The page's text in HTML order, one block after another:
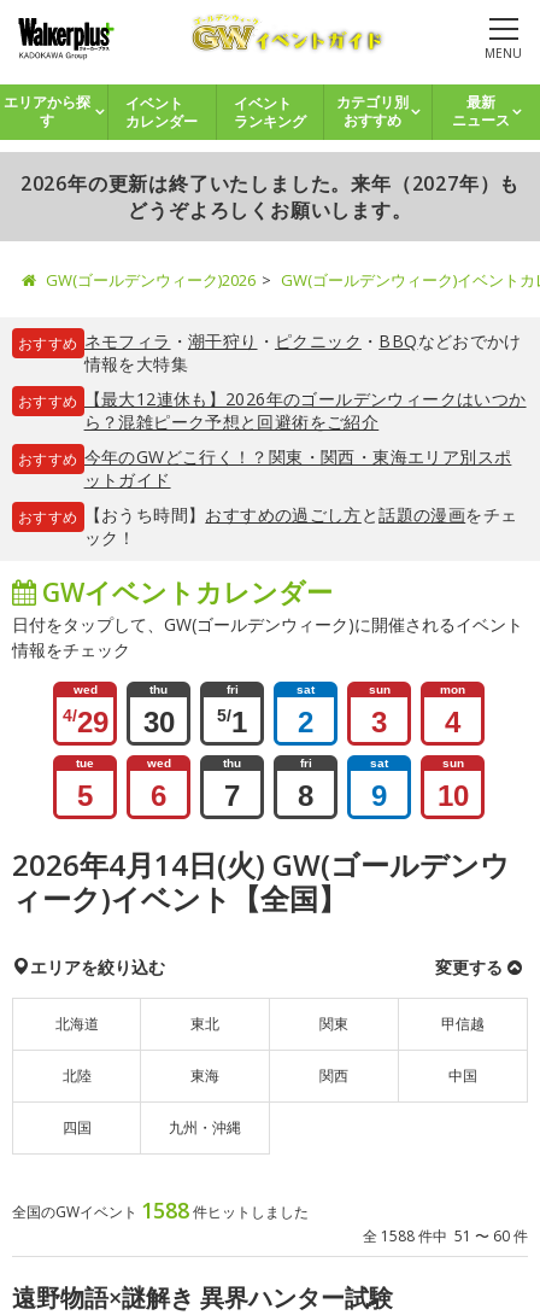
MENU
エリアから探
す
イベント
カレンダー
イベント
ランキング
カテゴリ別
おすすめ
最新
ニュース
2026年の更新は終了いたしました。来年（2027年）も
どうぞよろしくお願いします。
GW(ゴールデンウィーク)2026 GW(ゴールデンウィーク)イベント
おすすめ ネモフィラ ・ 潮干狩り ・ ピクニック ・ BBQなどおでかけ
情報を大特集
おすすめ
【最大12連休も】2026年のゴールデンウィークはいつか
ら？混雑ピーク予想と回避術をご紹介
おすすめ 今年のGWどこ行く！？関東・関西・東海エリア別スポ
ットガイド
おすすめ 【おうち時間】 おすすめの過ごし方と話題の漫画をチェ
ック！
GWイベントカレンダー
日付をタップして、GW(ゴールデンウィーク)に開催されるイベント
情報をチェック
wed
4/29
thu
30
fri
5/1
sat
2
sun
3
mon
4
tue
5
wed
6
thu
7
fri
8
sat
9
sun
10
2026年4月14日(火) GW(ゴールデンウ
ィーク)イベント【全国】
エリアを絞り込む 変更する
北海道 東北 関東 甲信越
北陸 東海 関西 中国
四国 九州・沖縄
全国のGWイベント 1588件ヒットしました
全 1588 件中 51 〜 60 件
遠野物語×謎解き 異界ハンター試験